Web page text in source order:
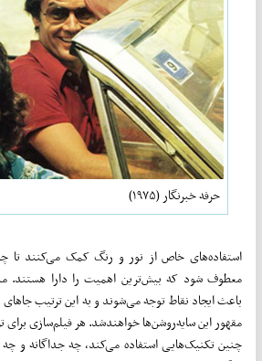
حرفه خبرنگار (۱۹۷۵)
استفاده‌های خاص از نور و رنگ کمک می‌کنند تا
معطوف شود که بیش‌ترین اهمیت را دارا هستند.
باعث ایجاد نقاط توجه می‌شوند و به این ترتیب
مقهور این سایه‌روشن‌ها خواهندشد. هر فیلم‌سازی برای
چنین تکنیک‌هایی استفاده می‌کند، چه جداگانه و چه